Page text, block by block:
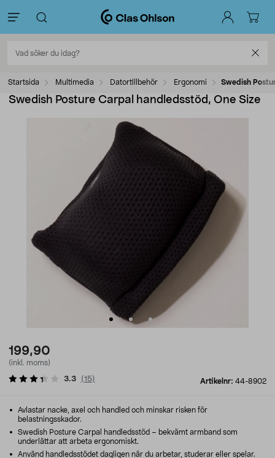
Startsida Multimedia Datortillbehör Ergonomi Swedish
Swedish Posture Carpal handledsstöd, One Size
199,90
(inkl. moms)
Artikelnr: 44-8902
3.3 (15)
Avlastar nacke, axel och handled och minskar risken för
belastningsskador.
Swedish Posture Carpal handledsstöd – bekvämt armband som
underlättar att arbeta ergonomiskt.
Använd handledsstödet dagligen när du arbetar, studerar eller spelar.